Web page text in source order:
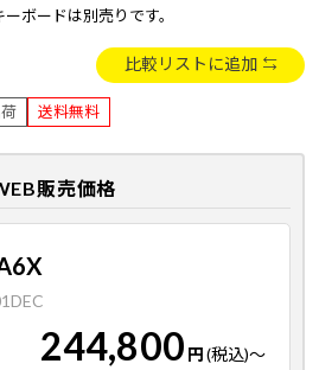
ボードは別売りです。
比較リストに追加
送料無料
販売価格
244,800 円(税込)～